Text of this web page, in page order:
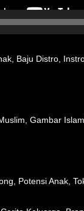
Baju Distro
Gambar
Potensi Anak